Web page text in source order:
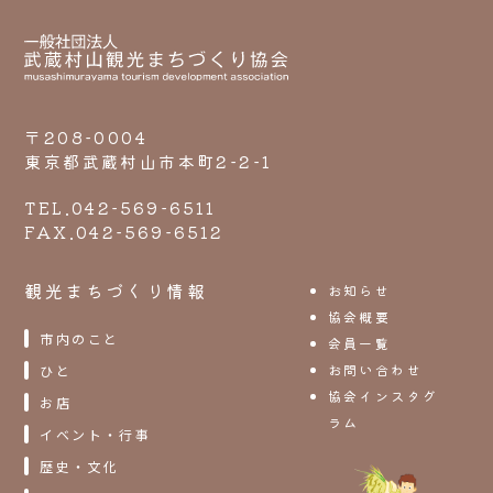
〒208-0004
東京都武蔵村山市本町2-2-1
TEL.042-569-6511
FAX.042-569-6512
観光まちづくり情報
市内のこと
ひと
お店
イベント・行事
歴史・文化
お知らせ
協会概要
会員一覧
お問い合わせ
協会インスタグ
ラム